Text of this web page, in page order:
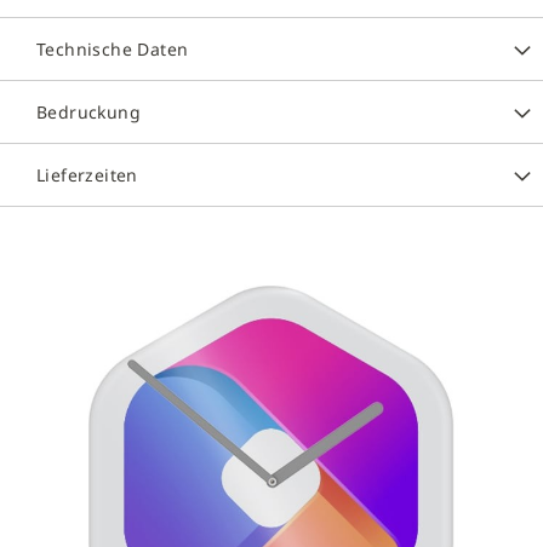
Ende
der
Bildergalerie
Technische Daten
Bedruckung
Lieferzeiten